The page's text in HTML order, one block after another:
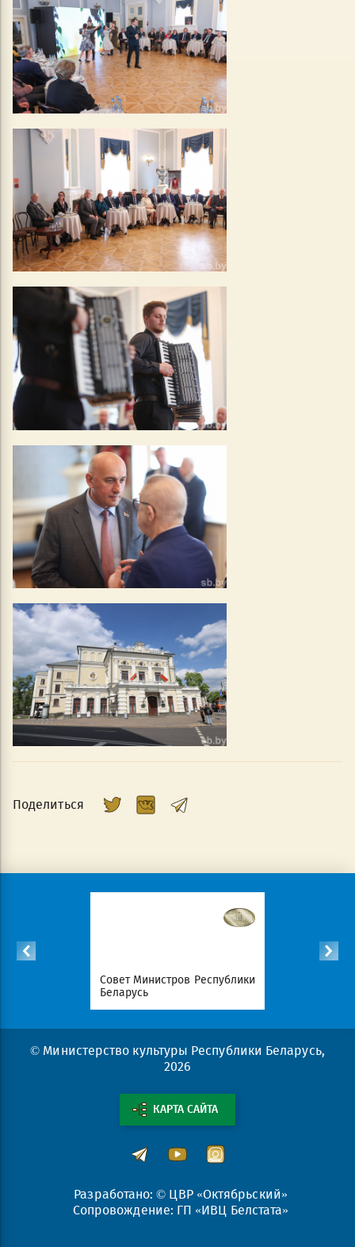
Поделиться
Совет Министров Республики
Беларусь
© Министерство культуры Республики Беларусь,
2026
КАРТА САЙТА
Разработано: © ЦВР «Октябрьский»
Сопровождение: ГП «ИВЦ Белстата»